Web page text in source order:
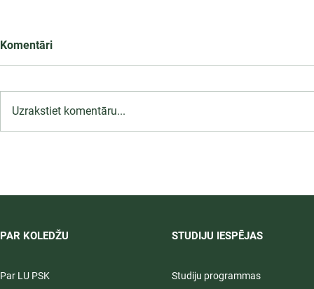
Komentāri
Uzrakstiet komentāru...
PAR KOLEDŽU
Par LU PSK
STUDIJU IESPĒJAS
Studiju programmas